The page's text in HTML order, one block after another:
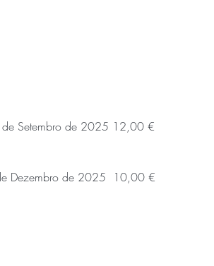
Setembro de 2025 12,00 €
Dezembro de 2025  10,00 €